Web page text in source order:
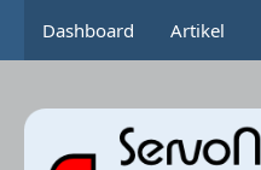
Dashboard Artikel